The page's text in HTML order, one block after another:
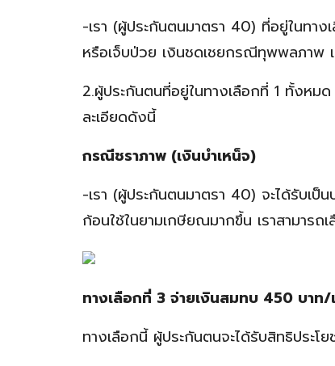
-เรา (ผู้ประกันตนมาตรา 40) ที่อยู่ในทาง
หรือเจ็บป่วย เงินชดเชยกรณีทุพพลภาพ เ
2.ผู้ประกันตนที่อยู่ในทางเลือกที่ 1 ทั้งหม
ละเอียดดังนี้
กรณีชราภาพ (เงินบำเหน็จ)
-เรา (ผู้ประกันตนมาตรา 40) จะได้รับเป็
ก้อนใช้ในยามเกษียณมากขึ้น เราสามาร
ทางเลือกที่ 3 จ่ายเงินสมทบ 450 บา
ทางเลือกนี้ ผู้ประกันตนจะได้รับสิทธิประ